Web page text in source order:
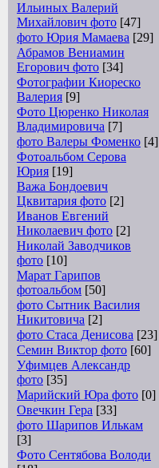
Ильиных Валерий
Михайлович фото [47]
фото Юрия Мамаева [29]
Абрамов Вениамин
Егорович фото [34]
Фотографии Киореско
Валерия [9]
Фото Цюренко Николая
Владимировича [7]
фото Валеры Фоменко [4]
Фотоальбом Серова
Юрия [19]
Важа Бондоевич
Цквитария фото [2]
Иванов Евгений
Николаевич фото [2]
Николай Заводчиков
фото [10]
Марат Гарипов
фотоальбом [50]
фото Сытник Василия
Никитовича [2]
фото Стаса Денисова [23]
Семин Виктор фото [60]
Уфимцев Александр
фото [35]
Марийский Юра фото [0]
Овечкин Гера [33]
фото Шарипов Илькам
[3]
Фото Сентябова Володи